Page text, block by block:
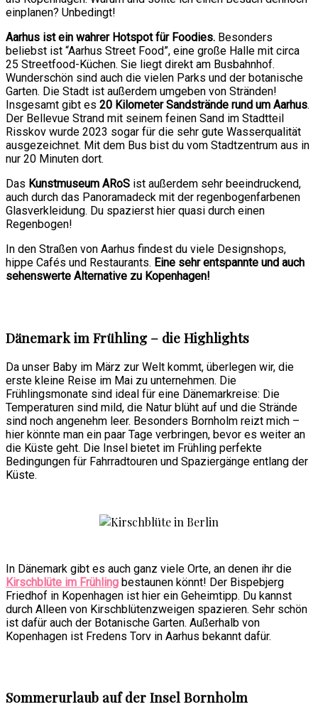
einplanen? Unbedingt!
Aarhus ist ein wahrer Hotspot für Foodies. Besonders
beliebst ist “Aarhus Street Food”, eine große Halle mit circa
25 Streetfood-Küchen. Sie liegt direkt am Busbahnhof.
Wunderschön sind auch die vielen Parks und der botanische
Garten. Die Stadt ist außerdem umgeben von Stränden!
Insgesamt gibt es 20 Kilometer Sandstrände rund um Aarhus.
Der Bellevue Strand mit seinem feinen Sand im Stadtteil
Risskov wurde 2023 sogar für die sehr gute Wasserqualität
ausgezeichnet. Mit dem Bus bist du vom Stadtzentrum aus in
nur 20 Minuten dort.
Das Kunstmuseum ARoS ist außerdem sehr beeindruckend,
auch durch das Panoramadeck mit der regenbogenfarbenen
Glasverkleidung. Du spazierst hier quasi durch einen
Regenbogen!
In den Straßen von Aarhus findest du viele Designshops,
hippe Cafés und Restaurants. Eine sehr entspannte und auch
sehenswerte Alternative zu Kopenhagen!
Dänemark im Frühling – die Highlights
Da unser Baby im März zur Welt kommt, überlegen wir, die
erste kleine Reise im Mai zu unternehmen. Die
Frühlingsmonate sind ideal für eine Dänemarkreise: Die
Temperaturen sind mild, die Natur blüht auf und die Strände
sind noch angenehm leer. Besonders Bornholm reizt mich –
hier könnte man ein paar Tage verbringen, bevor es weiter an
die Küste geht. Die Insel bietet im Frühling perfekte
Bedingungen für Fahrradtouren und Spaziergänge entlang der
Küste.
In Dänemark gibt es auch ganz viele Orte, an denen ihr die
Kirschblüte im Frühling bestaunen könnt! Der Bispebjerg
Friedhof in Kopenhagen ist hier ein Geheimtipp. Du kannst
durch Alleen von Kirschblütenzweigen spazieren. Sehr schön
ist dafür auch der Botanische Garten. Außerhalb von
Kopenhagen ist Fredens Torv in Aarhus bekannt dafür.
Sommerurlaub auf der Insel Bornholm